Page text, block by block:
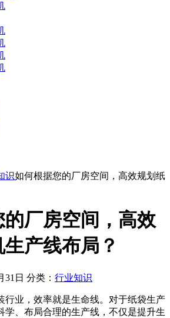
识如何根据您的厂房空间，高效规划纸
厂房空间，高效
产线布局？
31日 分类： 行业知识
行业，效率就是生命线。对于纸袋生产
学、布局合理的生产线，不仅是提升生